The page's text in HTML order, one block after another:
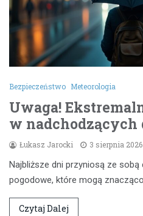
Bezpieczeństwo Meteorologia
Uwaga!
w nadchodzących
Łukasz Jarocki 3 sierpnia 2026
Najbliższe dni przyniosą ze sobą
pogodowe, które mogą
Czytaj Dalej